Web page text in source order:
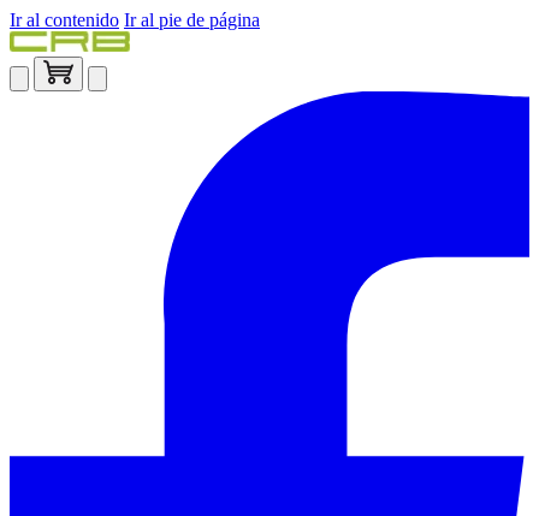
Ir al contenido Ir al pie de página